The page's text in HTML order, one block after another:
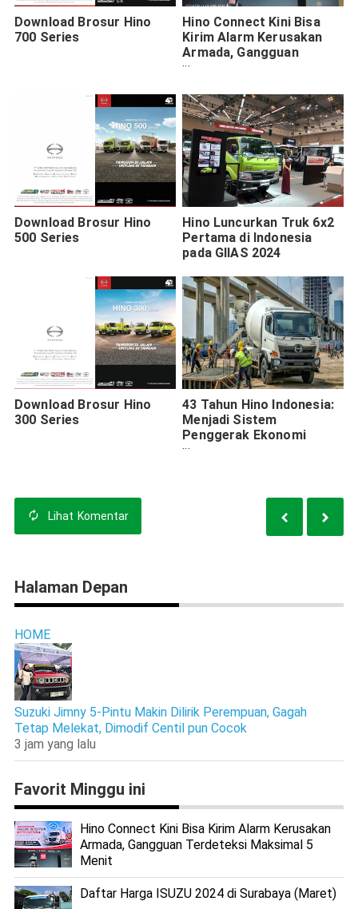
Download Brosur Hino
700 Series
Hino Connect Kini Bisa
Kirim Alarm Kerusakan
Armada, Gangguan
Terdeteksi Maksimal 5
Download Brosur Hino
500 Series
Hino Luncurkan Truk 6x2
Pertama di Indonesia
pada GIIAS 2024
Download Brosur Hino
300 Series
43 Tahun Hino Indonesia:
Menjadi Sistem
Penggerak Ekonomi
Nasional
Lihat Komentar
Halaman Depan
HOME
Suzuki Jimny 5-Pintu Makin Dilirik Perempuan, Gagah
Tetap Melekat, Dimodif Centil pun Cocok
3 jam yang lalu
Favorit Minggu ini
Hino Connect Kini Bisa Kirim Alarm Kerusakan
Armada, Gangguan Terdeteksi Maksimal 5
Menit
Daftar Harga ISUZU 2024 di Surabaya (Maret)